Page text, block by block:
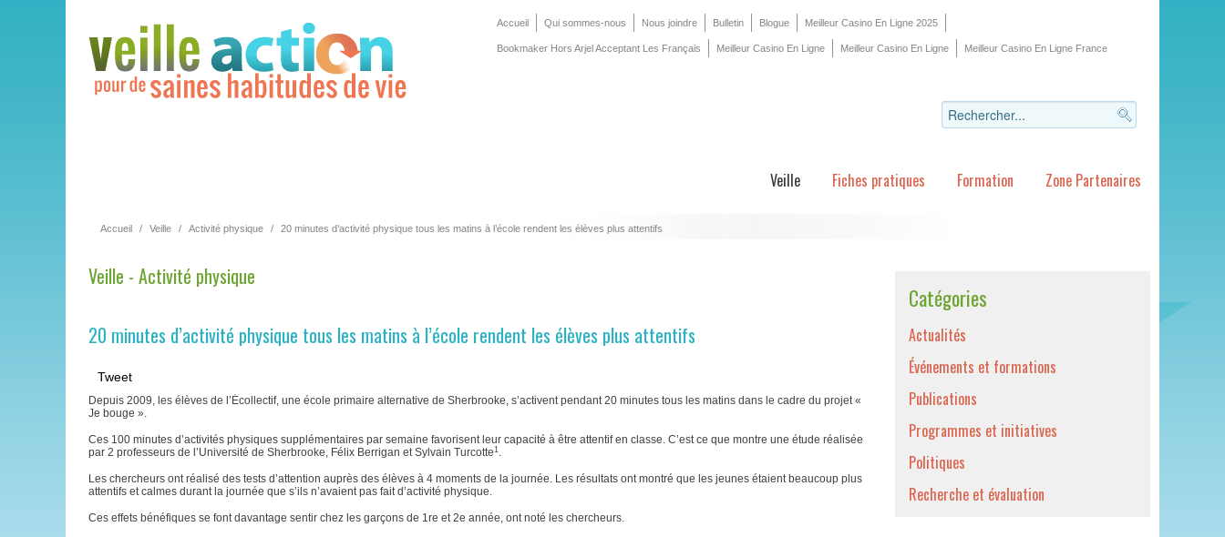
Accueil Qui sommes-nous Nous joindre Bulletin Blogue Meilleur Casino En Ligne 2025
Bookmaker Hors Arjel Acceptant Les Français Meilleur Casino En Ligne Meilleur Casino En Ligne Meilleur Casino En Ligne France
Veille Fiches pratiques Formation Zone Partenaires
Accueil / Veille / Activité physique / 20 minutes d’activité physique tous les matins à l’école rendent les élèves plus attentifs
Veille - Activité physique
20 minutes d’activité physique tous les matins à l’école rendent les élèves plus attentifs
Tweet
Depuis 2009, les élèves de l’Écollectif, une école primaire alternative de Sherbrooke, s’activent pendant 20 minutes tous les matins dans le cadre du projet «
Je bouge ».
Ces 100 minutes d’activités physiques supplémentaires par semaine favorisent leur capacité à être attentif en classe. C’est ce que montre une étude réalisée
par 2 professeurs de l’Université de Sherbrooke, Félix Berrigan et Sylvain Turcotte 1 .
Les chercheurs ont réalisé des tests d’attention auprès des élèves à 4 moments de la journée. Les résultats ont montré que les jeunes étaient beaucoup plus
attentifs et calmes durant la journée que s’ils n’avaient pas fait d’activité physique.
Ces effets bénéfiques se font davantage sentir chez les garçons de 1re et 2e année, ont noté les chercheurs.
Catégories
Actualités
Événements et formations
Publications
Programmes et initiatives
Politiques
Recherche et évaluation